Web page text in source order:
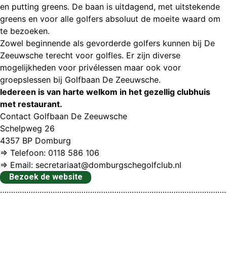
en putting greens. De baan is uitdagend, met uitstekende
greens en voor alle golfers absoluut de moeite waard om
te bezoeken.
Zowel beginnende als gevorderde golfers kunnen bij De
Zeeuwsche terecht voor golfles. Er zijn diverse
mogelijkheden voor privélessen maar ook voor
groepslessen bij Golfbaan De Zeeuwsche.
Iedereen is van harte welkom in het gezellig clubhuis
met restaurant.
Contact Golfbaan De Zeeuwsche
Schelpweg 26
4357 BP Domburg
⇒ Telefoon: 0118 586 106
⇒ Email: secretariaat@domburgschegolfclub.nl
Bezoek de website